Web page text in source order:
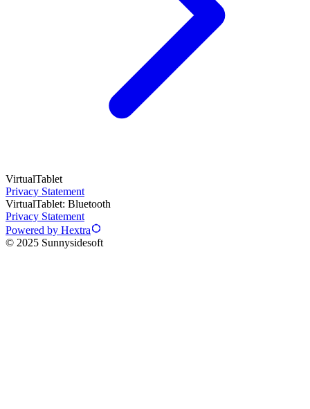
VirtualTablet
Privacy Statement
VirtualTablet: Bluetooth
Privacy Statement
Powered by Hextra
© 2025 Sunnysidesoft